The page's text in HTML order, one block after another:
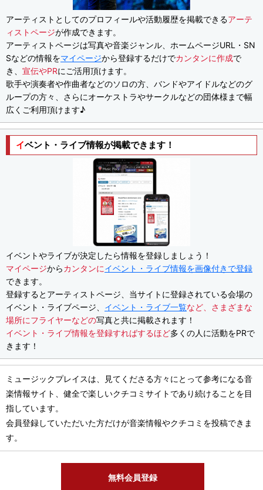
アーティストとしてのプロフィールや活動履歴を掲載できるアーテ
ィストページが作成できます。
アーティストページは写真や音楽ジャンル、ホームページURL・SN
Sなどの情報をマイページから登録するだけでカンタンに作成で
き、 宣伝やPRにご活用頂けます。
歌手や演奏者や作曲者などのソロの方、バンドやアイドルなどのグ
ループの方々、さらにオーケストラやサークルなどの団体様まで幅
広くご利用頂けます♪
イベント・ライブ情報が掲載できます！
イベントやライブが決定したら情報を登録しましょう！
マイページからカンタンにイベント・ライブ情報を画像付きで登録
できます。
登録するとアーティストページ、当サイトに登録されている会場の
イベント・ライブページ、 イベント・ライブ一覧など、さまざまな
場所にフライヤーなどの写真と共に掲載されます！
イベント・ライブ情報を登録すればするほど多くの人に活動をPRで
きます！
ミュージックプレイスは、見てくださる方々にとって参考になる音
楽情報サイト、健全で楽しいクチコミサイトであり続けることを目
指しています。
会員登録していただいた方だけが音楽情報やクチコミを投稿できま
す。
無料会員登録